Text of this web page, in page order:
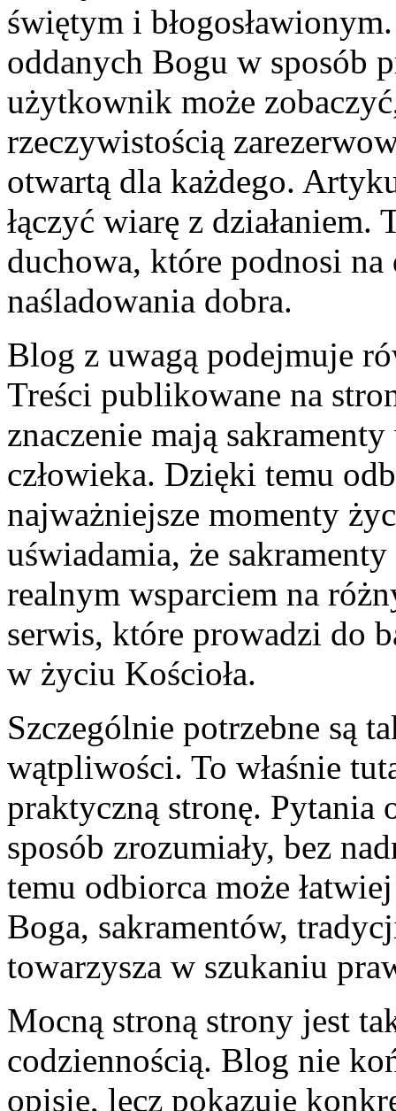
świętym i
oddanych Bogu w sposób
użytkownik może
rzeczywistością
otwartą dla każdego.
łączyć wiarę z działaniem.
duchowa, które podnosi
naśladowania dobra.
Blog z uwagą podejmuje
Treści publikowane na
znaczenie mają
człowieka. Dzięki temu
najważniejsze momenty
uświadamia, że
realnym wsparciem na
serwis, które prowadzi do
w życiu Kościoła.
Szczególnie potrzebne są
wątpliwości. To właśnie
praktyczną stronę. Pytania
sposób zrozumiały, bez
temu odbiorca może
Boga, sakramentów,
towarzysza w szukaniu
Mocną stroną strony jest
codziennością. Blog nie
opisie, lecz pokazuje